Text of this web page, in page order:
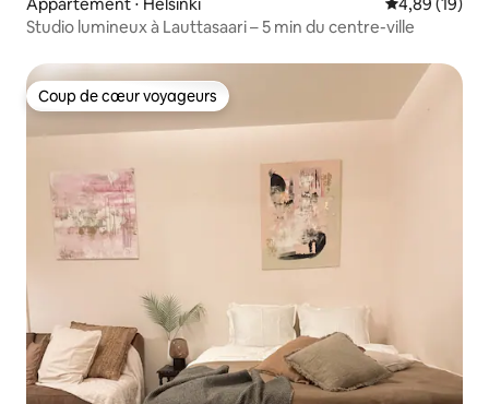
Appartement ⋅ Helsinki Évaluation
4,89 (19)
Studio lumineux à Lauttasaari – 5 min du centre-ville
Coup de cœur voyageurs
Coup de cœur voyageurs